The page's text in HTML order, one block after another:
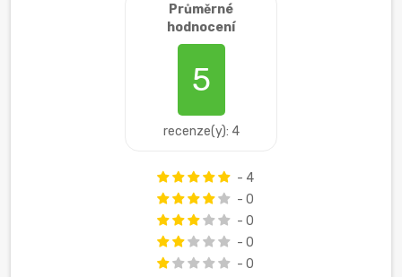
Průměrné
hodnocení
5
recenze(y): 4
- 4
- 0
- 0
- 0
- 0